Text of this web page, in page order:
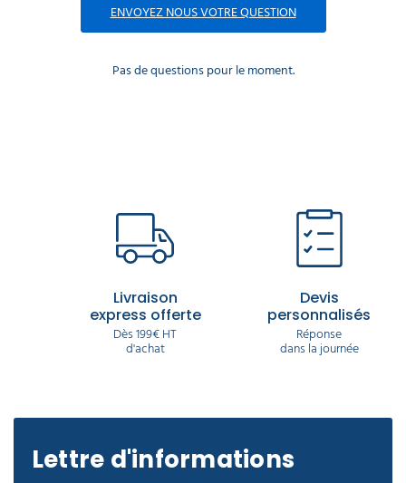
ENVOYEZ NOUS VOTRE QUESTION
Pas de questions pour le moment.
Livraison
express offerte
Dès 199€ HT
d'achat
Devis
personnalisés
Réponse
dans la journée
Lettre d'informations